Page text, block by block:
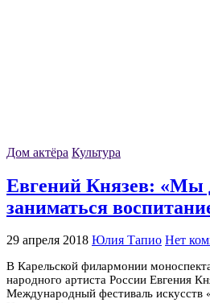
Дом актёра Культура
Евгений Князев: «Мы
заниматься
29 апреля 2018 Юлия Тапио Нет
В Карельской филармонии
народного артиста России Евгения
Международный фестиваль искусств